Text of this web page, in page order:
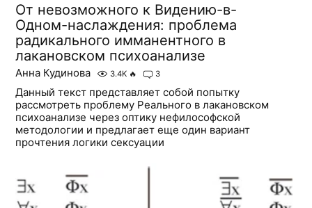
От невозможного к Видению-в-
Одном-наслаждения: проблема
радикального имманентного в
лакановском психоанализе
Анна Кудинова 3.4K 🔥 3
Данный текст представляет собой попытку
рассмотреть проблему Реального в лакановском
психоанализе через оптику нефилософской
методологии и предлагает еще один вариант
прочтения логики сексуации